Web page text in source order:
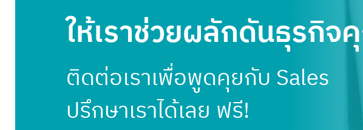
Search
ให้เราช่วยผลักดันธุรกิ
ติดต่อเราเพื่อพูดคุยกับ Sales
ปรึกษาเราได้เลย ฟรี!